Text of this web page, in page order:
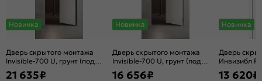
Новинка
Дверь скрытого монтажа
Invisible-700 U, грунт (под
окраску), правое открывание,
Грунт, кромка алюминиевая
21 635₽
Новинка
Дверь скрытого монтажа
Invisible-700 U, грунт (под
окраску), правое открывание,
Грунт, каркасно-щитовая
16 656₽
Новинка
Дверь
Инвизибл
грунт (под
13 620₽